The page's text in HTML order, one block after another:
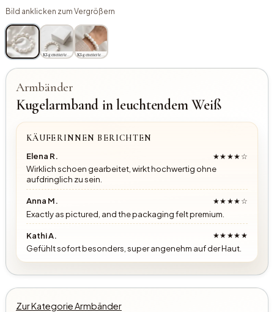
Bild anklicken zum Vergrößern
KI-generiertes BildKI-generiertes Bild
Armbänder
Kugelarmband in leuchtendem Weiß
KÄUFERINNEN BERICHTEN
Elena R.
★★★★☆
Wirklich schoen gearbeitet, wirkt hochwertig ohne
aufdringlich zu sein.
Anna M. ★★★★☆
Exactly as pictured, and the packaging felt premium.
Kathi A. ★★★★★
Gefühlt sofort besonders, super angenehm auf der Haut.
Zur Kategorie Armbänder